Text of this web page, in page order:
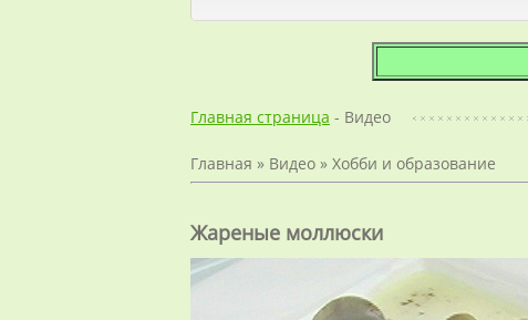
Главная страница - Видео
Главная » Видео » Хобби и образование
Жареные моллюски